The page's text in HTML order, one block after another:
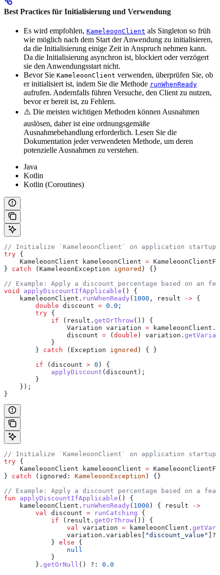
Best Practices für Initialisierung und Verwendung
Es wird empfohlen, KameleoonClient als Singleton so früh
wie möglich nach dem Start der Anwendung zu initialisieren,
da die Initialisierung einige Zeit in Anspruch nehmen kann.
Da die Initialisierung asynchron ist, blockiert oder verzögert
sie den Anwendungsstart nicht.
Bevor Sie KameleoonClient verwenden, überprüfen Sie, ob
er initialisiert ist, indem Sie die Methode runWhenReady
aufrufen. Andernfalls führen Versuche, den Client zu nutzen,
bevor er bereit ist, zu Fehlern.
⚠️ Die meisten wichtigen Methoden können Ausnahmen
auslösen, daher ist eine ordnungsgemäße
Ausnahmebehandlung erforderlich. Lesen Sie die
Dokumentation jeder verwendeten Methode, um deren
potenzielle Ausnahmen zu verstehen.
Java
Kotlin
Kotlin (Coroutines)
// Initialize `KameleoonClient` on application
try {
    KameleoonClient
kameleoonClient =
} catch ( KameleoonException ignored ) {}
// Example: Apply a discount percentage based on an
void
applyDiscountIfApplicable () {
    kameleoonClient
. runWhenReady ( 1000 , result -> {
        double
discount = 0.0 ;
        try
{
            if
( result . getOrThrow()) {
                Variation
variation = kameleoonClient .
                discount
= ( double ) variation .
            }
        }
catch ( Exception ignored ) { }
        if
(discount > 0 ) {
            applyDiscount
(discount);
        }
    });
}
// Initialize `KameleoonClient` on application
try {
    KameleoonClient kameleoonClient
=
} catch (ignored: KameleoonException ) {}
// Example: Apply a discount percentage based on a
fun applyDiscountIfApplicable () {
    kameleoonClient.
runWhenReady ( 1000 ) { result
->
        val
discount = runCatching {
            if
(result. getOrThrow()) {
                val
variation = kameleoonClient.
                variation.variables[
"discount_value"
]?.
            }
else {
                null
            }
        }.
getOrNull () ?: 0.0